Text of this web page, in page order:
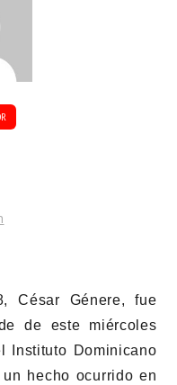
César Génere, fue
de este miércoles
Instituto Dominicano
hecho ocurrido en